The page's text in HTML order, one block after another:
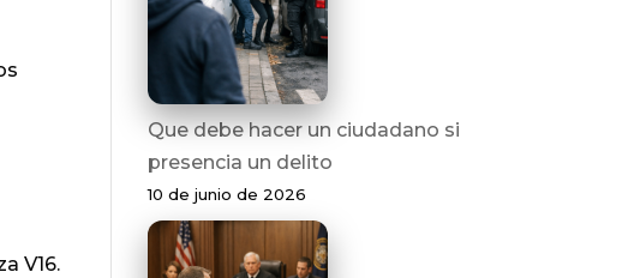
V16.
Que debe hacer un ciudadano si
presencia un delito
10 de junio de 2026